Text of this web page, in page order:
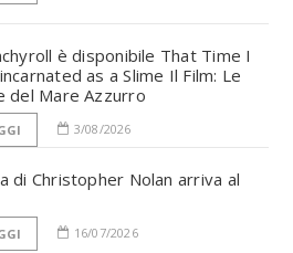
è disponibile That Time I
as a Slime Il Film: Le
del Mare Azzurro
3/08/2026
di Christopher Nolan arriva al
16/07/2026